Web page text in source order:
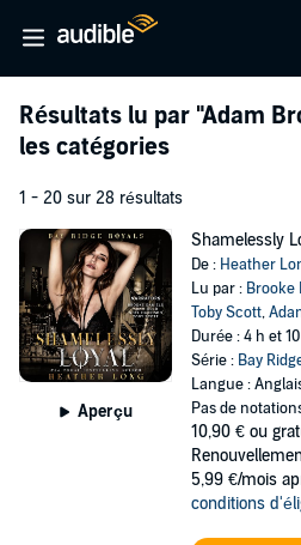
Résultats lu par "Adam
les catégories
1 - 20 sur 28 résultats
Aperçu
Shamelessly
De : Heather
Lu par : Brooke
Toby Scott,
Durée : 4 h et
Série : Bay
Langue :
Pas de
10,90 € ou
5,99 €/mois
conditions